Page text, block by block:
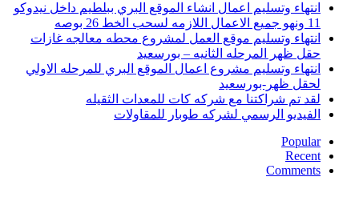
انتهاء وتسليم اعمال انشاء الموقع البري ببلطيم داخل نيدوكو
11 ونهو جميع الاعمال اللازمه لسحب الخط 26 بوصه
انتهاء وتسليم موقع العمل لمشروع محطه معالجه غازات
حقل ظهر المرحله الثانيه – بورسعيد
انتهاء وتسليم مشروع اعمال الموقع البري للمرحله الاولي
لحقل ظهر-بورسعيد
لقد تم شراكتنا مع شركه كات للمعدات الثقيله
الفيديو الرسمي لشركه طوبار للمقاولات
Popular
Recent
Comments